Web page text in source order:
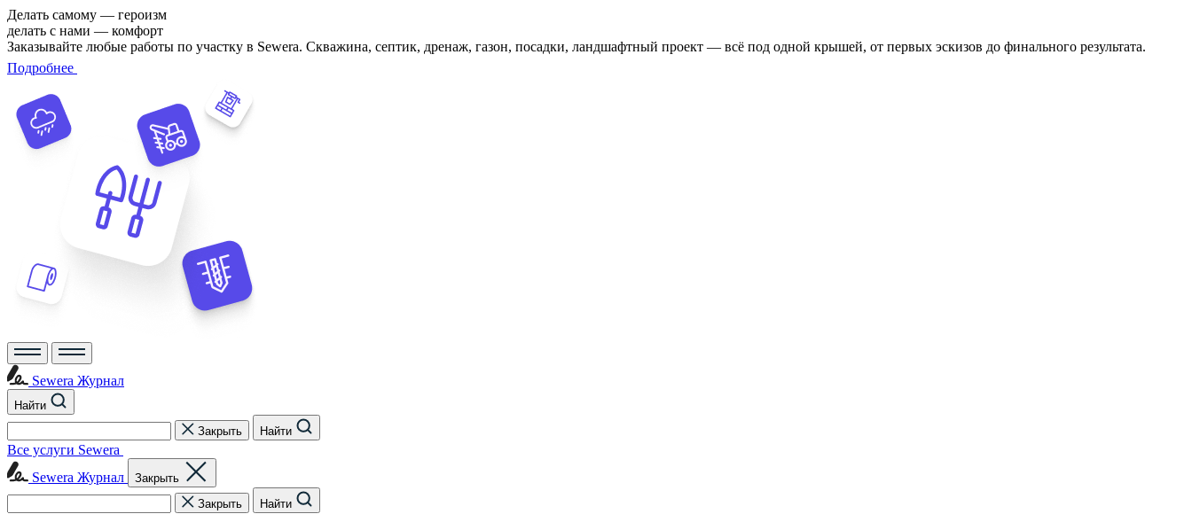
Делать самому — героизм
делать с нами — комфорт
Заказывайте любые работы по участку в Sewera. Скважина, септик, дренаж, газон, посадки, ландшафтный проект — всё под одной крышей, от первых эскизов до финального результата.
Подробнее
Sewera Журнал
Найти
Закрыть
Найти
Все услуги Sewera
Sewera Журнал
Закрыть
Закрыть
Найти